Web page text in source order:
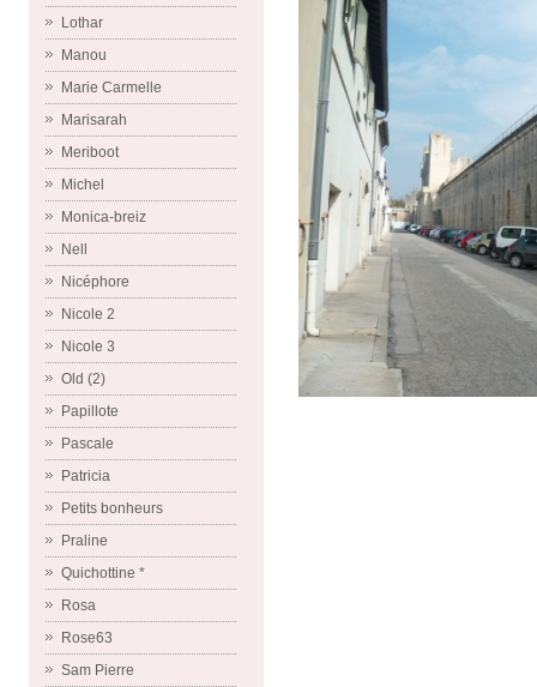
Lothar
Manou
Marie Carmelle
Marisarah
Meriboot
Michel
Monica-breiz
Nell
Nicéphore
Nicole 2
Nicole 3
Old (2)
Papillote
Pascale
Patricia
Petits bonheurs
Praline
Quichottine *
Rosa
Rose63
Sam Pierre